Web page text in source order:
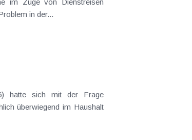
im Zuge von Dienstreisen
in der...
hatte sich mit der Frage
überwiegend im Haushalt